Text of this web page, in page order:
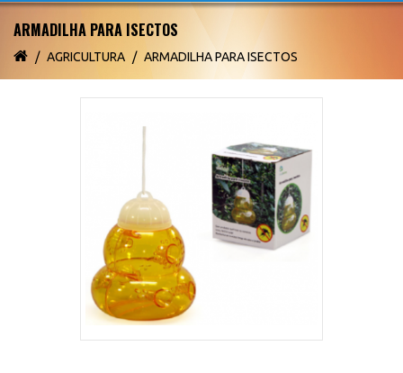
ARMADILHA PARA ISECTOS
AGRICULTURA ARMADILHA PARA ISECTOS